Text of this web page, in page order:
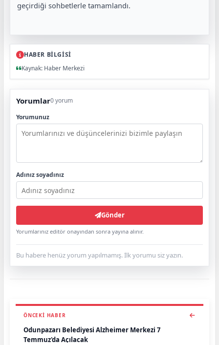
geçirdiği sohbetlerle tamamlandı.
HABER BİLGİSİ
Kaynak: Haber Merkezi
Yorumlar0 yorum
Yorumunuz
Adınız soyadınız
Gönder
Yorumlarınız editör onayından sonra yayına alınır.
Bu habere henüz yorum yapılmamış. İlk yorumu siz yazın.
ÖNCEKI HABER
Odunpazarı Belediyesi Alzheimer Merkezi 7
Temmuz'da Açılacak